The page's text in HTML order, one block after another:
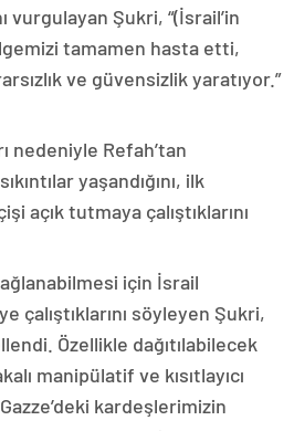
vurgulayan Şukri, “(İsrail’in
tamamen hasta etti,
ve güvensizlik yaratıyor.”
nedeniyle Refah’tan
yaşandığını, ilk
açık tutmaya çalıştıklarını
için İsrail
çalıştıklarını söyleyen Şukri,
Özellikle dağıtılabilecek
manipülatif ve kısıtlayıcı
kardeşlerimizin